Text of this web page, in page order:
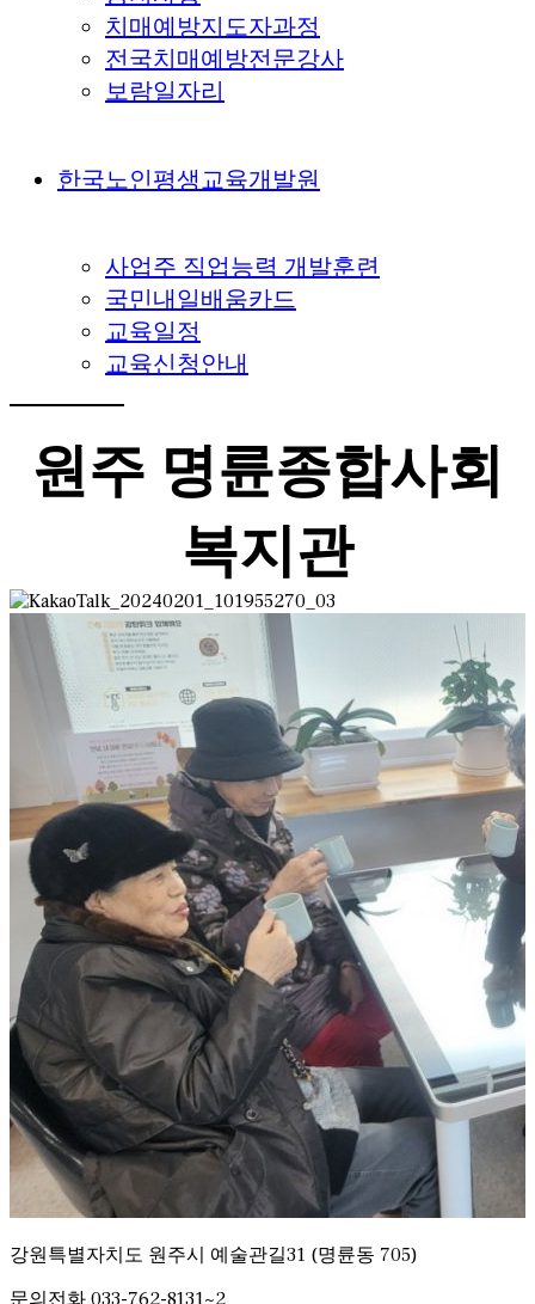
치매예방지도자과정
전국치매예방전문강사
보람일자리
한국노인평생교육개발원
사업주 직업능력 개발훈련
국민내일배움카드
교육일정
교육신청안내
원주 명륜종합사회
복지관
강원특별자치도 원주시 예술관길31 (명륜동 705)